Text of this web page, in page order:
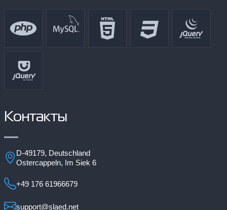
Контакты
D-49179, Deutschland
Ostercappeln, Im Siek 6
+49 176 61966679
support@slaed.net